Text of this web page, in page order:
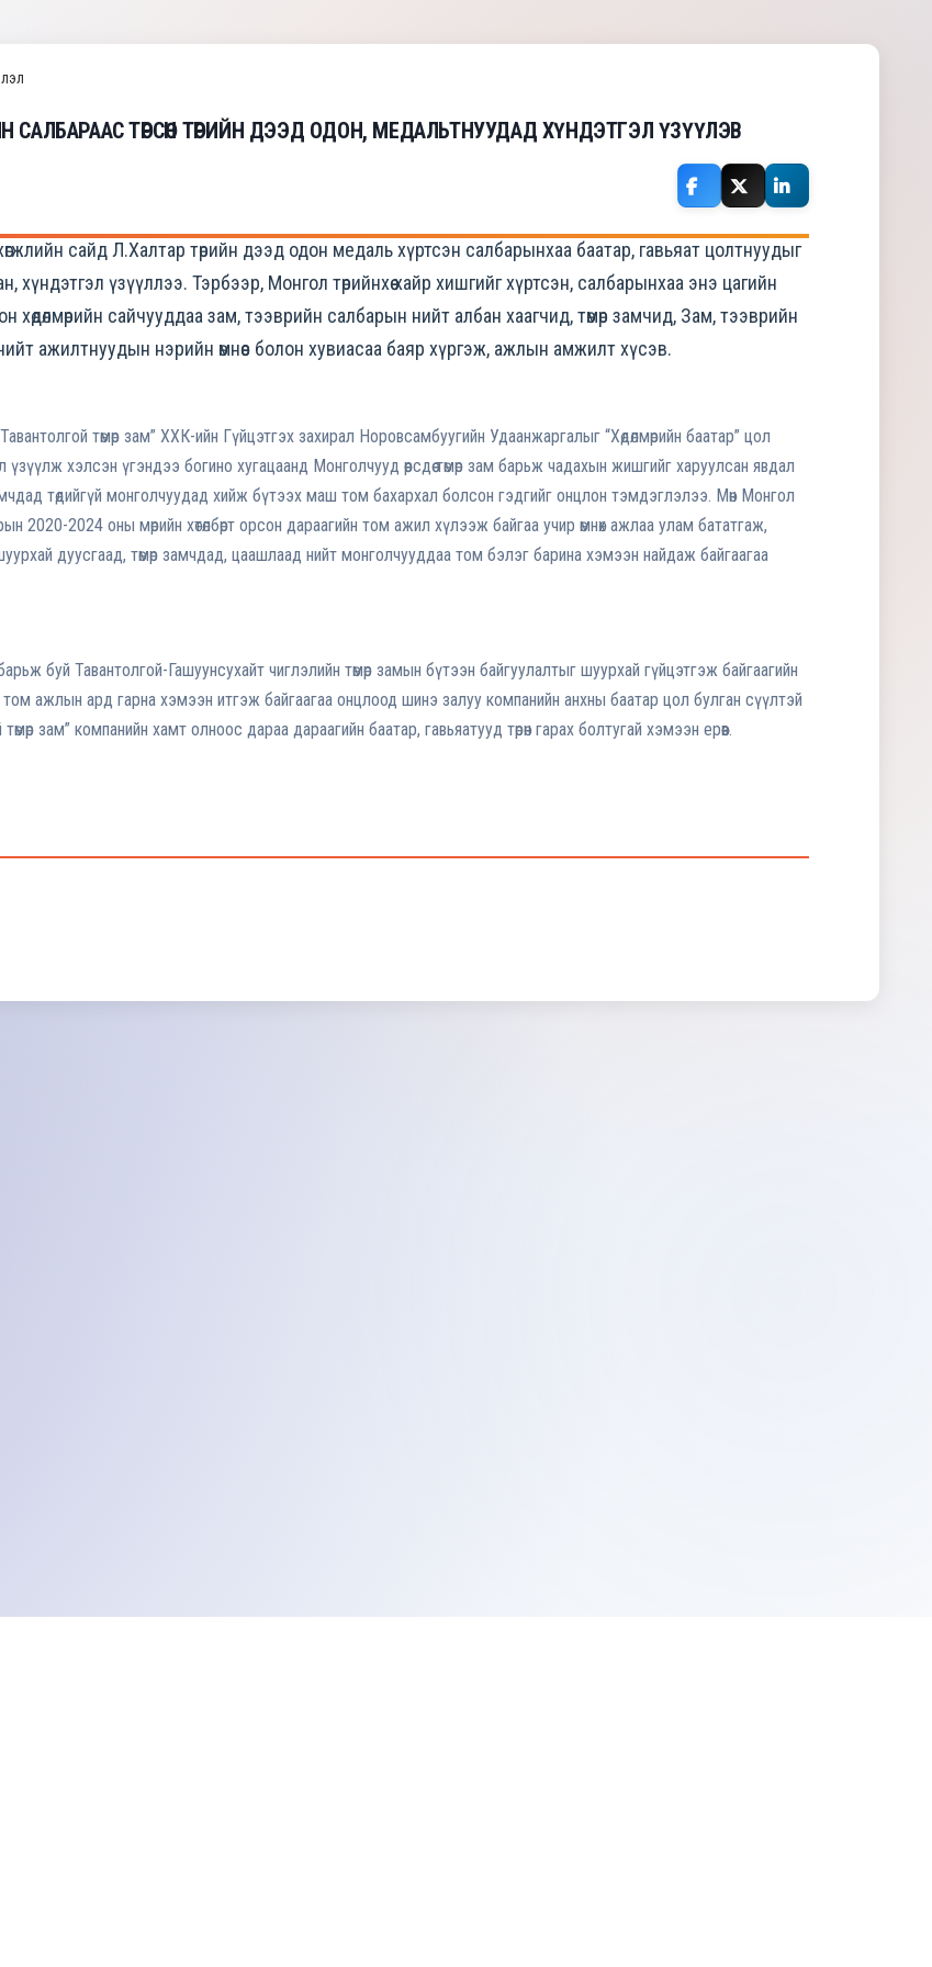
САЛБАРААС ТӨРСӨН ТӨРИЙН ДЭЭД ОДОН, МЕДАЛЬТНУУДАД ХҮНДЭТГЭЛ ҮЗҮҮЛЭВ
сайд Л.Халтар төрийн дээд одон медаль хүртсэн салбарынхаа баатар, гавьяат цолтнуудыг
хүндэтгэл үзүүллээ. Тэрбээр, Монгол төрийнхөө хайр хишгийг хүртсэн, салбарынхаа энэ цагийн
хөдөлмөрийн сайчууддаа зам, тээврийн салбарын нийт албан хаагчид, төмөр замчид, Зам, тээврийн
ажилтнуудын нэрийн өмнөөс болон хувиасаа баяр хүргэж, ажлын амжилт хүсэв.
төмөр зам” ХХК-ийн Гүйцэтгэх захирал Норовсамбуугийн Удаанжаргалыг “Хөдөлмөрийн баатар” цол
үзүүлж хэлсэн үгэндээ богино хугацаанд Монголчууд өөрсдөө төмөр зам барьж чадахын жишгийг харуулсан явдал
төдийгүй монголчуудад хийж бүтээх маш том бахархал болсон гэдгийг онцлон тэмдэглэлээ. Мөн Монгол
2020-2024 оны мөрийн хөтөлбөрт орсон дараагийн том ажил хүлээж байгаа учир өмнөх ажлаа улам бататгаж,
дуусгаад, төмөр замчдад, цаашлаад нийт монголчууддаа том бэлэг барина хэмээн найдаж байгаагаа
буй Тавантолгой-Гашуунсухайт чиглэлийн төмөр замын бүтээн байгуулалтыг шуурхай гүйцэтгэж байгаагийн
ажлын ард гарна хэмээн итгэж байгаагаа онцлоод шинэ залуу компанийн анхны баатар цол булган сүүлтэй
зам” компанийн хамт олноос дараа дараагийн баатар, гавьяатууд төрөн гарах болтугай хэмээн ерөөв.